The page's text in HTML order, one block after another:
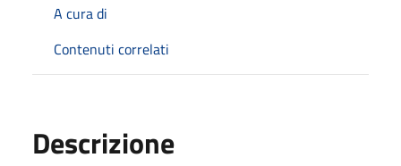
A cura di
Contenuti correlati
Descrizione